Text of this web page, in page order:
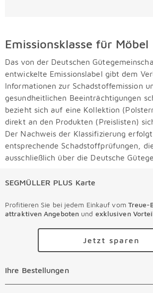
Emissionsklasse für Möbel
Das von der Deutschen
entwickelte Emissionslabel gibt dem
Informationen zur Schadstoffemission
gesundheitlichen Beeinträchtigungen
bezieht sich auf eine Kollektion
direkt an den Produkten (Preislisten)
Der Nachweis der Klassifizierung
entsprechende Schadstoffprüfungen,
ausschließlich über die Deutsche
SEGMÜLLER PLUS Karte
Profitieren Sie bei jedem Einkauf vom Treue-
attraktiven Angeboten und exklusiven
Jetzt sparen
Ihre Bestellungen Überspringen
Ihre Bestellungen